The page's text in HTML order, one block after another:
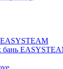
EASYSTEAM
бань